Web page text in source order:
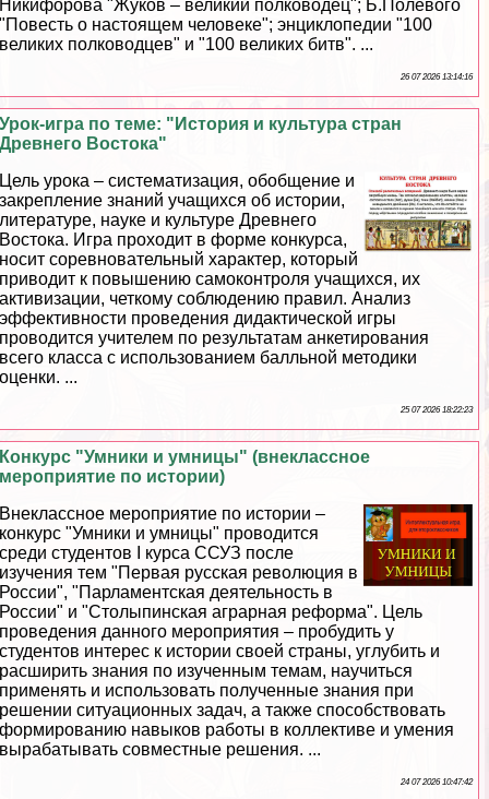
Никифорова "Жуков – великий полководец"; Б.Полевого
"Повесть о настоящем человеке"; энциклопедии "100
великих полководцев" и "100 великих битв". ...
26 07 2026 13:14:16
Урок-игра по теме: "История и культура стран
Древнего Востока"
Цель урока – систематизация, обобщение и
закрепление знаний учащихся об истории,
литературе, науке и культуре Древнего
Востока. Игра проходит в форме конкурса,
носит соревновательный хаpaктер, который
приводит к повышению самоконтроля учащихся, их
активизации, четкому соблюдению правил. Анализ
эффективности проведения дидактической игры
проводится учителем по результатам анкетирования
всего класса с использованием балльной методики
оценки. ...
25 07 2026 18:22:23
Конкурс "Умники и умницы" (внеклассное
мероприятие по истории)
Внеклассное мероприятие по истории –
конкурс "Умники и умницы" проводится
среди студентов I курса ССУЗ после
изучения тем "Первая русская революция в
России", "Парламентская деятельность в
России" и "Столыпинская аграрная реформа". Цель
проведения данного мероприятия – пробудить у
студентов интерес к истории своей страны, углубить и
расширить знания по изученным темам, научиться
применять и использовать полученные знания при
решении ситуационных задач, а также способствовать
формированию навыков работы в коллективе и умения
выpaбатывать совместные решения. ...
24 07 2026 10:47:42